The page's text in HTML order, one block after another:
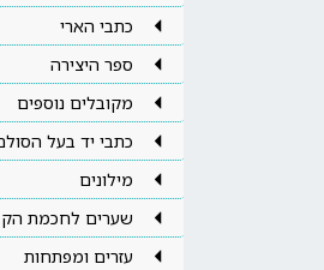
כתבי הארי
ספר היצירה
מקובלים נוספים
כתבי יד בעל
מילונים
שערים לחכמת
עזרים ומפתחות